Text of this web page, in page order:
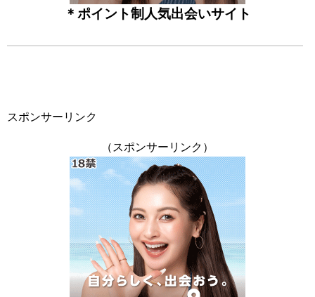
＊ポイント制人気出会いサイト
スポンサーリンク
（スポンサーリンク）